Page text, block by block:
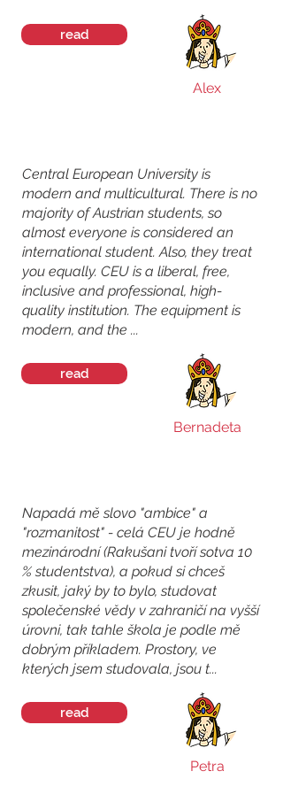
read
Alex
Central European University is
modern and multicultural. There is no
majority of Austrian students, so
almost everyone is considered an
international student. Also, they treat
you equally. CEU is a liberal, free,
inclusive and professional, high-
quality institution. The equipment is
modern, and the ...
read
Bernadeta
Napadá mě slovo "ambice" a
"rozmanitost" - celá CEU je hodně
mezinárodní (Rakušani tvoří sotva 10
% studentstva), a pokud si chceš
zkusit, jaký by to bylo, studovat
společenské vědy v zahraničí na vyšší
úrovni, tak tahle škola je podle mě
dobrým příkladem. Prostory, ve
kterých jsem studovala, jsou t...
read
Petra